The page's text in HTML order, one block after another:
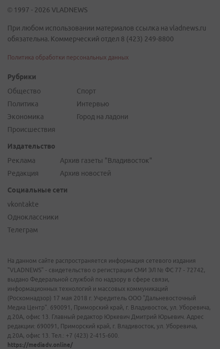
© 1997 - 2026 VLADNEWS
При любом использовании материалов ссылка на vladnews.ru
обязательна. Коммерческий отдел 8 (423) 249-8800
Политика обработки персональных данных
Рубрики
Общество
Политика
Экономика
Происшествия
Спорт
Интервью
Город на ладони
Издательство
Реклама
Редакция
Архив газеты "Владивосток"
Архив новостей
Социальные сети
vkontakte
Одноклассники
Телеграм
На данном сайте распространяется информация сетевого издания
"VLADNEWS" - свидетельство о регистрации СМИ ЭЛ № ФС 77 - 72742,
выдано Федеральной службой по надзору в сфере связи,
информационных технологий и массовых коммуникаций
(Роскомнадзор) 17 мая 2018 г. Учредитель ООО "Дальневосточный
Медиа Центр". 690091, Приморский край, г. Владивосток, ул. Уборевича,
д.20А, офис 13. Главный редактор Юркевич Дмитрий Юрьевич. Адрес
редакции: 690091, Приморский край, г. Владивосток, ул. Уборевича,
д.20А, офис 13. Тел.: +7 (423) 2-415-600.
https://mediadv.online/